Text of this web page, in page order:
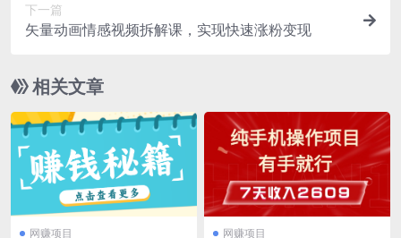
下一篇
矢量动画情感视频拆解课，实现快速涨粉变现
相关文章
网赚项目 网赚项目